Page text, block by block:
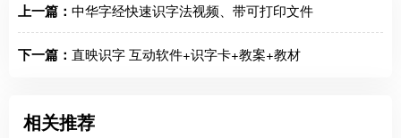
上一篇： 中华字经快速识字法视频、带可打印文件
下一篇： 直映识字 互动软件+识字卡+教案+教材
相关推荐